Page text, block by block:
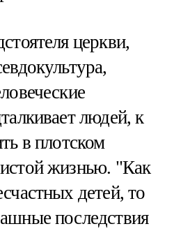
церкви,
людей, к
в плотском
жизнью. "Как
детей, то
последствия